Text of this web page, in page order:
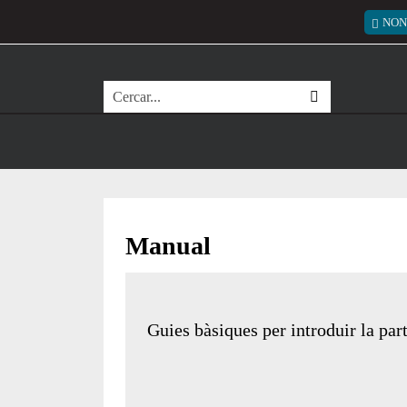
Cerca
Manual
Guies bàsiques per introduir la